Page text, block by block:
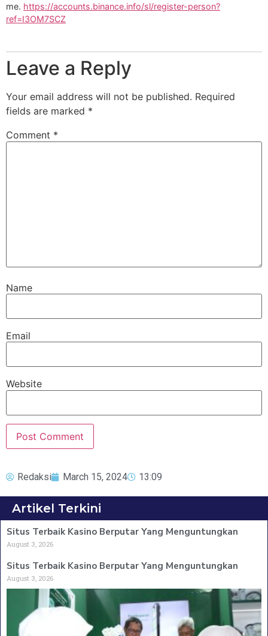
me. https://accounts.binance.info/sl/register-person?
ref=I3OM7SCZ
Leave a Reply
Your email address will not be published. Required
fields are marked *
Comment *
Name
Email
Website
Redaksi March 15, 2024 13:09
Artikel Terkini
Situs Terbaik Kasino Berputar Yang Menguntungkan
August 3, 2026
Situs Terbaik Kasino Berputar Yang Menguntungkan
August 3, 2026